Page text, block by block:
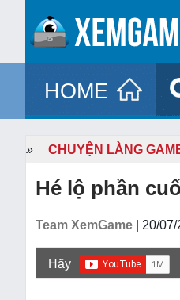
HOME
» CHUYỆN LÀNG
Hé lộ phần
Team XemGame | 20/
Hãy